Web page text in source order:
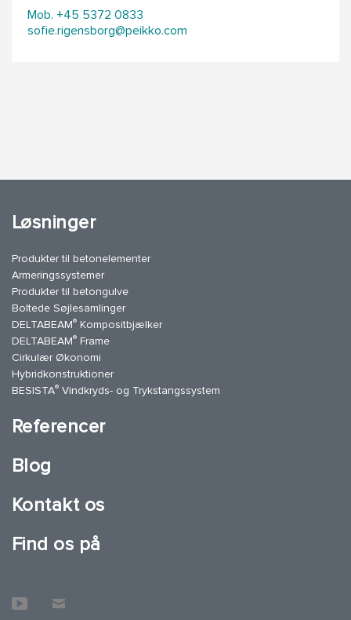
Mob. +45 5372 0833
sofie.rigensborg@peikko.com
Løsninger
Produkter til betonelementer
Armeringssystemer
Produkter til betongulve
Boltede Søjlesamlinger
DELTABEAM® Kompositbjælker
DELTABEAM® Frame
Cirkulær Økonomi
Hybridkonstruktioner
BESISTA® Vindkryds- og Trykstangssystem
Referencer
Blog
Kontakt os
Find os på